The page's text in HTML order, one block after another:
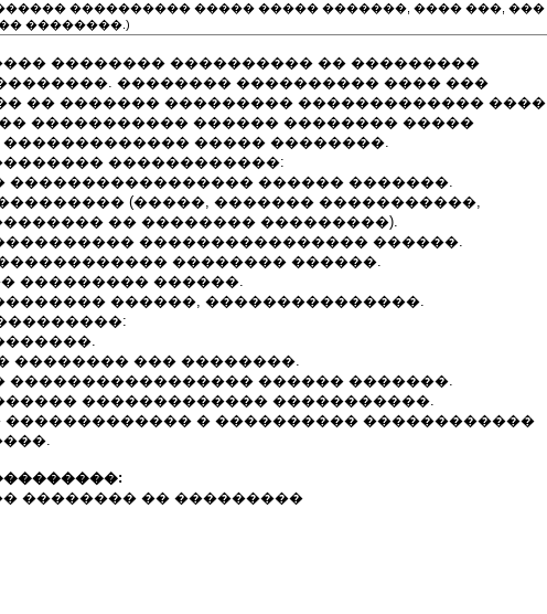
���������� ����� ����� �������, ���� ���, ���
��������.)
�������� ���������� �� ���������
�������� ���������� ���� ���
�� ������� ��������� ������������� ����
����������� ������ �������� �����
����� ��������.
������������:
����������������� ������ �������.
(�����, ������� �����������,
�� �������� ���������).
���������������� ������.
�������� ������.
��������� ������.
������, ���������������.
�������� ��� ��������.
����������������� ������ �������.
������������� �����������.
������������� � ���������� ������������
�������� �� ���������